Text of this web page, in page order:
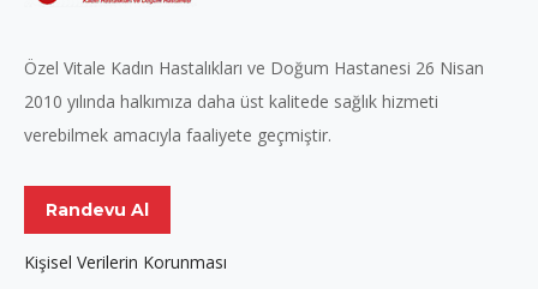
Özel Vitale Kadın Hastalıkları ve Doğum Hastanesi 26 Nisan
2010 yılında halkımıza daha üst kalitede sağlık hizmeti
verebilmek amacıyla faaliyete geçmiştir.
Randevu Al
Kişisel Verilerin Korunması